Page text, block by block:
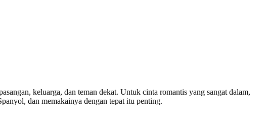
keluarga, dan teman dekat. Untuk cinta romantis yang sangat dalam,
dan memakainya dengan tepat itu penting.